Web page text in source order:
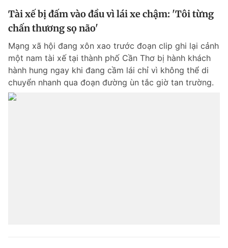
Tài xế bị đấm vào đầu vì lái xe chậm: 'Tôi từng
chấn thương sọ não'
Mạng xã hội đang xôn xao trước đoạn clip ghi lại cảnh
một nam tài xế tại thành phố Cần Thơ bị hành khách
hành hung ngay khi đang cầm lái chỉ vì không thể di
chuyển nhanh qua đoạn đường ùn tắc giờ tan trường.